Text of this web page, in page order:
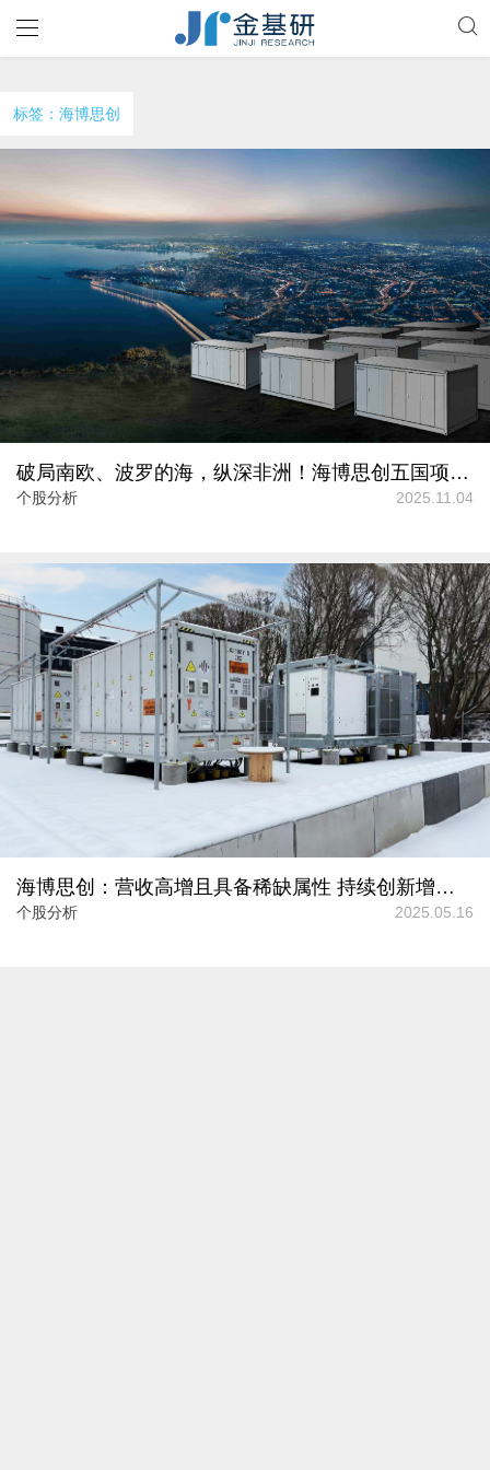
标签：海博思创
破局南欧、波罗的海，纵深非洲！海博思创五国项目连获捷报 加速全球布局
个股分析 2025.11.04
海博思创：营收高增且具备稀缺属性 持续创新增强产品性能指标优势
个股分析 2025.05.16